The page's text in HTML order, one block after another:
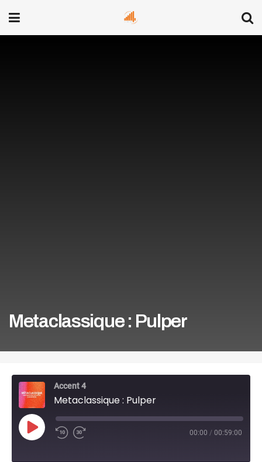
Metaclassique : Pulper
Accent 4
Metaclassique : Pulper
Play
Episode
00:00 / 00:59:00